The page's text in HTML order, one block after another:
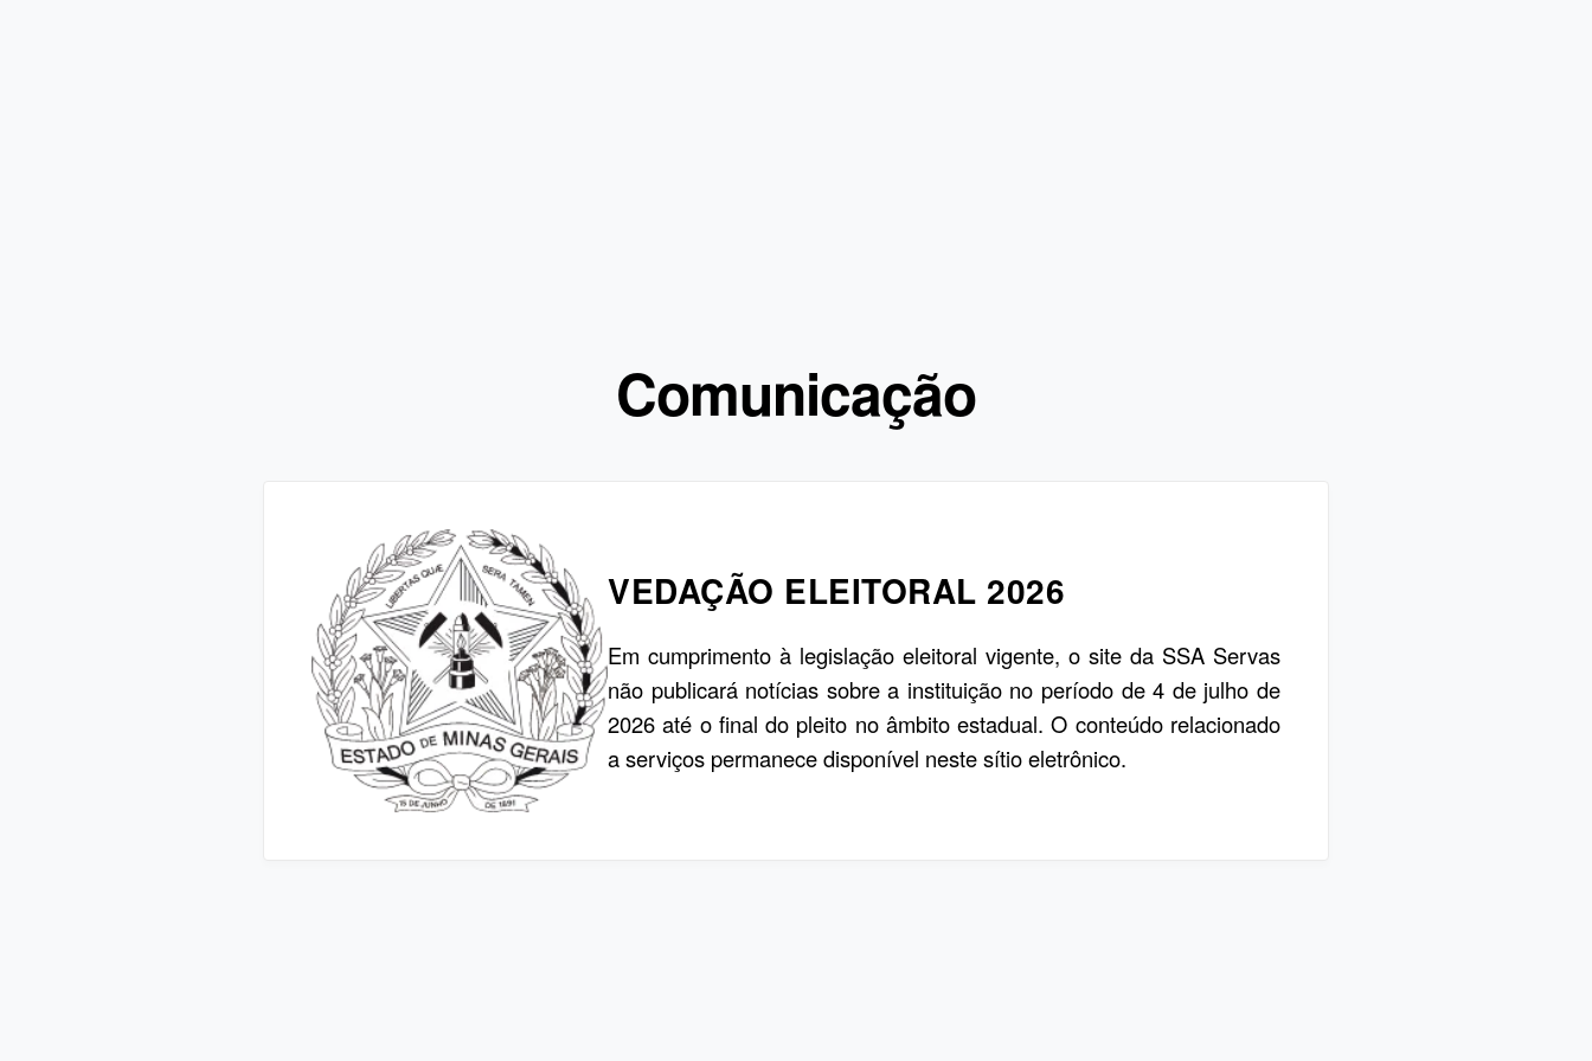
Comunicação
VEDAÇÃO ELEITORAL 2026
Em cumprimento à legislação eleitoral vigente, o site da SSA Servas
não publicará notícias sobre a instituição no período de 4 de julho de
2026 até o final do pleito no âmbito estadual. O conteúdo relacionado
a serviços permanece disponível neste sítio eletrônico.